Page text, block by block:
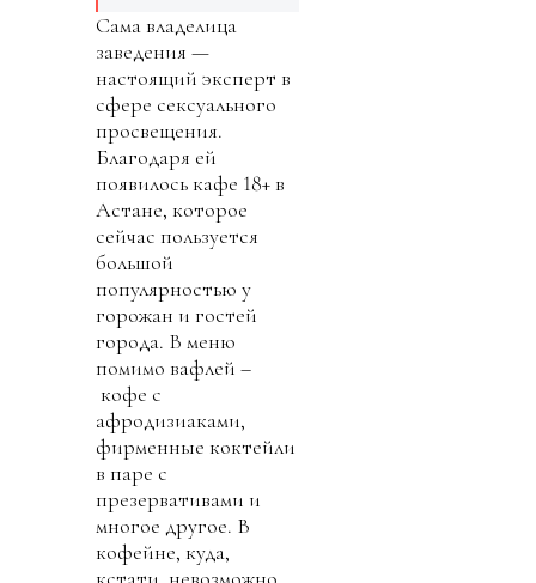
Сама владелица
заведения —
настоящий эксперт в
сфере сексуального
просвещения.
Благодаря ей
появилось кафе 18+ в
Астане, которое
сейчас пользуется
большой
популярностью у
горожан и гостей
города. В меню
помимо вафлей –
кофе с
афродизиаками,
фирменные коктейли
в паре с
презервативами и
многое другое. В
кофейне, куда,